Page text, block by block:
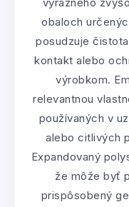
obaloch
posudzuje
kontakt alebo
výrobkom.
relevantnou
používaných v
alebo citlivých
Expandovaný
že môže byť
prispôsobený